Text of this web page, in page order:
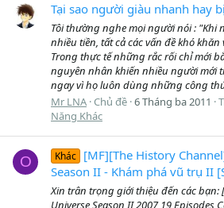
Tại sao người giàu nhanh hay
Tôi thường nghe mọi người nói : "Khi
nhiều tiền, tất cả các vấn đề khó
Trong thực tế những rắc rối chỉ mới
nguyên nhân khiến nhiều người mới
ngay vì họ luôn dùng những công
Mr LNA Chủ đề 6 Tháng ba 2011
Năng Khác
O Khác [MF][The History
Season II - Khám phá vũ trụ II
Xin trân trọng giới thiệu đến các bạn:
Universe Season II 2007 19 Episodes